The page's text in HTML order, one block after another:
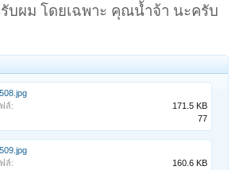
บผม โดยเฉพาะ คุณน้ำจ้า นะครับ
ล์:
171.5 KB
77
ล์:
160.6 KB